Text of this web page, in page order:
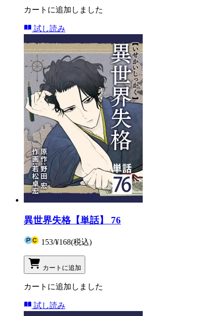
カートに追加しました
試し読み
異世界失格【単話】 76
153/¥168(税込)
カートに追加
カートに追加しました
試し読み